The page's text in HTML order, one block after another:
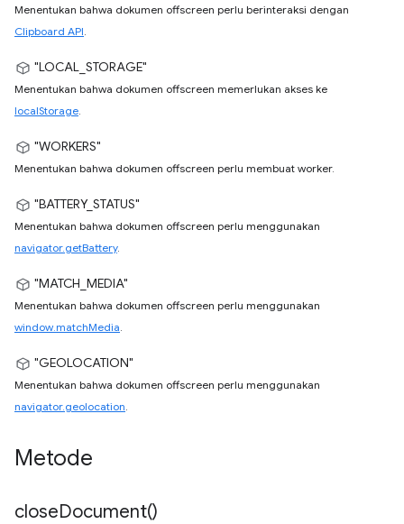
Menentukan bahwa dokumen offscreen perlu berinteraksi dengan
Clipboard API.
"LOCAL_STORAGE"
Menentukan bahwa dokumen offscreen memerlukan akses ke
localStorage.
"WORKERS"
Menentukan bahwa dokumen offscreen perlu membuat worker.
"BATTERY_STATUS"
Menentukan bahwa dokumen offscreen perlu menggunakan
navigator.getBattery.
"MATCH_MEDIA"
Menentukan bahwa dokumen offscreen perlu menggunakan
window.matchMedia.
"GEOLOCATION"
Menentukan bahwa dokumen offscreen perlu menggunakan
navigator.geolocation.
Metode
closeDocument()